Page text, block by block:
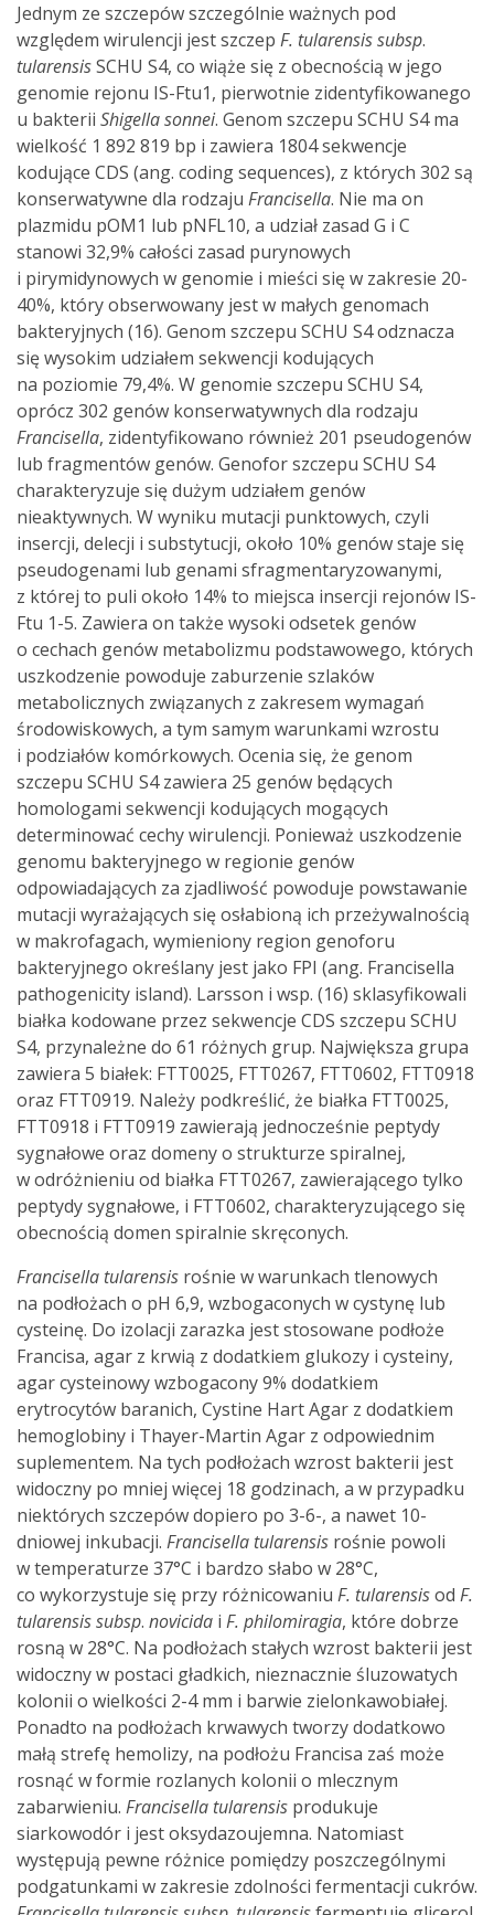
Jednym ze szczepów szczególnie ważnych pod
względem wirulencji jest szczep F. tularensissubsp.
tularensisSCHU S4, co wiąże się z obecnością w jego
genomie rejonu IS-Ftu1, pierwotnie zidentyfikowanego
u bakterii Shigella sonnei. Genom szczepu SCHU S4 ma
wielkość 1 892 819 bp i zawiera 1804 sekwencje
kodujące CDS (ang. coding sequences), z których 302 są
konserwatywne dla rodzaju Francisella. Nie ma on
plazmidu pOM1 lub pNFL10, a udział zasad G i C
stanowi 32,9% całości zasad purynowych
i pirymidynowych w genomie i mieści się w zakresie 20-
40%, który obserwowany jest w małych genomach
bakteryjnych (16). Genom szczepu SCHU S4 odznacza
się wysokim udziałem sekwencji kodujących
na poziomie 79,4%. W genomie szczepu SCHU S4,
oprócz 302 genów konserwatywnych dla rodzaju
Francisella, zidentyfikowano również 201 pseudogenów
lub fragmentów genów. Genofor szczepu SCHU S4
charakteryzuje się dużym udziałem genów
nieaktywnych. W wyniku mutacji punktowych, czyli
insercji, delecji i substytucji, około 10% genów staje się
pseudogenami lub genami sfragmentaryzowanymi,
z której to puli około 14% to miejsca insercji rejonów IS-
Ftu 1-5. Zawiera on także wysoki odsetek genów
o cechach genów metabolizmu podstawowego, których
uszkodzenie powoduje zaburzenie szlaków
metabolicznych związanych z zakresem wymagań
środowiskowych, a tym samym warunkami wzrostu
i podziałów komórkowych. Ocenia się, że genom
szczepu SCHU S4 zawiera 25 genów będących
homologami sekwencji kodujących mogących
determinować cechy wirulencji. Ponieważ uszkodzenie
genomu bakteryjnego w regionie genów
odpowiadających za zjadliwość powoduje powstawanie
mutacji wyrażających się osłabioną ich przeżywalnością
w makrofagach, wymieniony region genoforu
bakteryjnego określany jest jako FPI (ang. Francisella
pathogenicity island). Larsson i wsp. (16) sklasyfikowali
białka kodowane przez sekwencje CDS szczepu SCHU
S4, przynależne do 61 różnych grup. Największa grupa
zawiera 5 białek: FTT0025, FTT0267, FTT0602, FTT0918
oraz FTT0919. Należy podkreślić, że białka FTT0025,
FTT0918 i FTT0919 zawierają jednocześnie peptydy
sygnałowe oraz domeny o strukturze spiralnej,
w odróżnieniu od białka FTT0267, zawierającego tylko
peptydy sygnałowe, i FTT0602, charakteryzującego się
obecnością domen spiralnie skręconych.
Francisella tularensis rośnie w warunkach tlenowych
na podłożach o pH 6,9, wzbogaconych w cystynę lub
cysteinę. Do izolacji zarazka jest stosowane podłoże
Francisa, agar z krwią z dodatkiem glukozy i cysteiny,
agar cysteinowy wzbogacony 9% dodatkiem
erytrocytów baranich, Cystine Hart Agar z dodatkiem
hemoglobiny i Thayer-Martin Agar z odpowiednim
suplementem. Na tych podłożach wzrost bakterii jest
widoczny po mniej więcej 18 godzinach, a w przypadku
niektórych szczepów dopiero po 3-6-, a nawet 10-
dniowej inkubacji. Francisella tularensis rośnie powoli
w temperaturze 37°C i bardzo słabo w 28°C,
co wykorzystuje się przy różnicowaniu F. tularensisod F.
tularensissubsp. novicida i F. philomiragia, które dobrze
rosną w 28°C. Na podłożach stałych wzrost bakterii jest
widoczny w postaci gładkich, nieznacznie śluzowatych
kolonii o wielkości 2-4 mm i barwie zielonkawobiałej.
Ponadto na podłożach krwawych tworzy dodatkowo
małą strefę hemolizy, na podłożu Francisa zaś może
rosnąć w formie rozlanych kolonii o mlecznym
zabarwieniu. Francisella tularensis produkuje
siarkowodór i jest oksydazoujemna. Natomiast
występują pewne różnice pomiędzy poszczególnymi
podgatunkami w zakresie zdolności fermentacji cukrów.